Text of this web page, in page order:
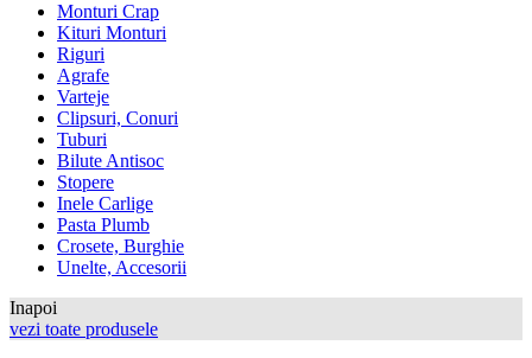
Monturi Crap
Kituri Monturi
Riguri
Agrafe
Varteje
Clipsuri, Conuri
Tuburi
Bilute Antisoc
Stopere
Inele Carlige
Pasta Plumb
Crosete, Burghie
Unelte, Accesorii
Inapoi
vezi toate produsele